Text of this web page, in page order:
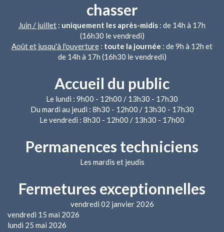
chasser
Juin / juillet : uniquement les après-midis : de 14h à 17h
(16h30 le vendredi)
Août et jusqu'à l'ouverture : toute la journée : de 9h à 12h et
de 14h à 17h (16h30 le vendredi)
Accueil du public
Le lundi : 9h00 - 12h00 / 13h30 - 17h30
Du mardi au jeudi : 8h30 - 12h00 / 13h30 - 17h30
Le vendredi : 8h30 - 12h00 / 13h30 - 17h00
Permanences techniciens
Les mardis et jeudis
Fermetures exceptionnelles
vendredi 02 janvier 2026
vendredi 15 mai 2026
lundi 25 mai 2026